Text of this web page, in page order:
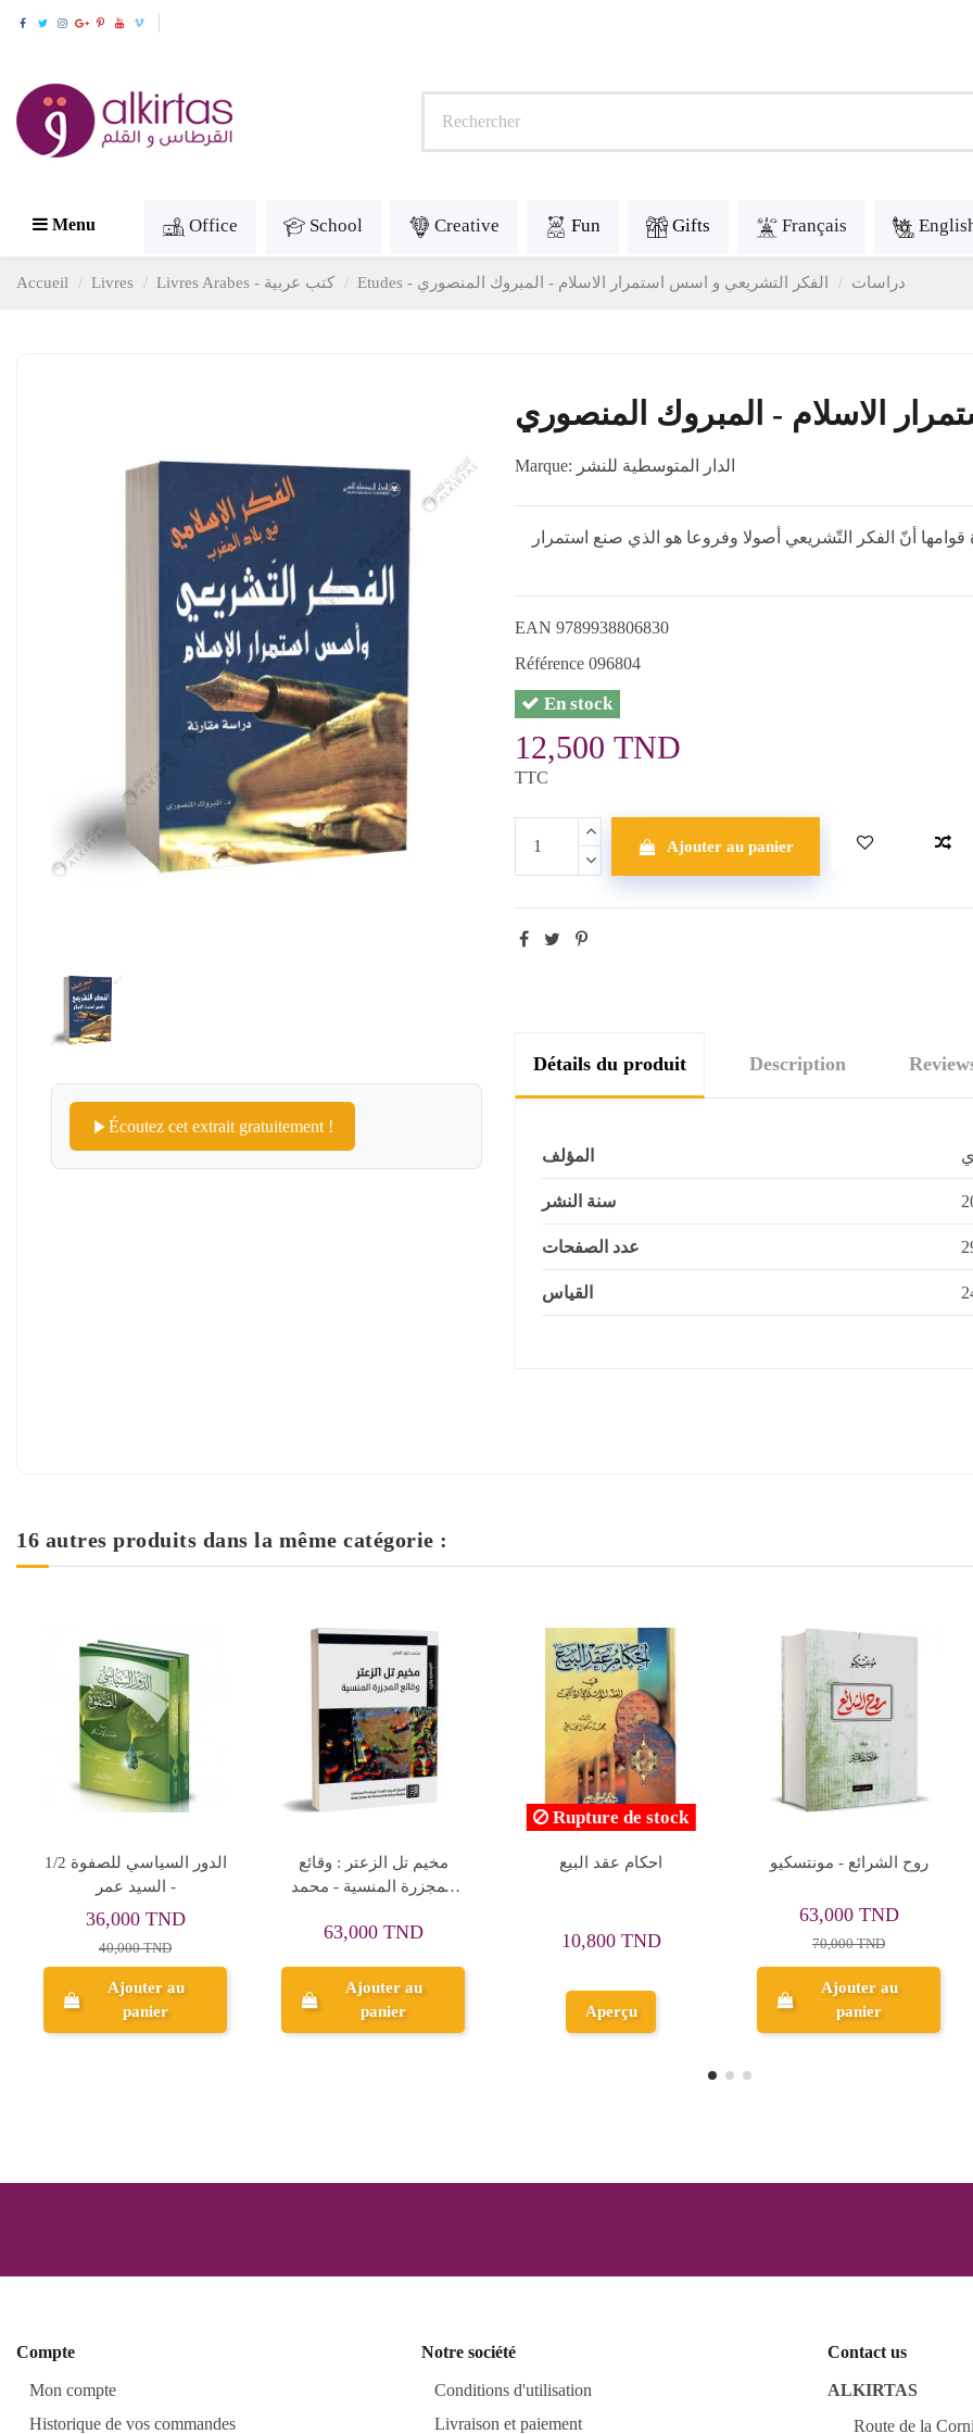
Menu Office School Creative Fun Gifts Français
Accueil Livres Livres Arabes - كتب عربية Etudes - دراسات الفكر التشريعي و اسس استمرار الاسلام - المبروك المنصوري
Écoutez cet extrait gratuitement !
الاسلام - المبروك المنصوري
Marque: الدار المتوسطية للنشر
أنّ الفكر التّشريعي أصولا وفروعا هو الذي صنع استمرار
EAN 9789938806830
Référence 096804
En stock
12,500 TND
TTC
Ajouter au panier
Détails du produit Description
المؤلف
سنة النشر
عدد الصفحات
القياس
16 autres produits dans la même catégorie :
ما تخبئه لنا
48,000 TND
Ajouter au
panier
Rupture de stock
قبس من الذاكرة
40,000 TND
Aperçu
جرعات جديدة من الحق
14,250 TND
Ajouter au
Rupture de stock
الفكر الاسلامي قراءة
22,000 TND
Aperçu
- كلود
Compte
Mon compte
Historique de vos commandes
Notre société
Conditions d'utilisation
Livraison et paiement
Contact us
ALKIRTAS
Route de la